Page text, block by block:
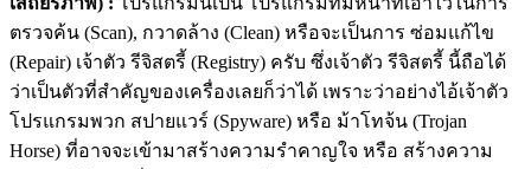
ตรวจค้น (Scan), กวาดล้าง (Clean) หรือจะเป็นการ ซ่อมแก้ไข
(Repair) เจ้าตัว รีจิสตรี้ (Registry) ครับ ซึ่งเจ้าตัว รีจิสตรี้ นี้ถือได้
ว่าเป็นตัวที่สำคัญของเครื่องเลยก็ว่าได้ เพราะว่าอย่างไอ้เจ้าตัว
โปรแกรมพวก สปายแวร์ (Spyware) หรือ ม้าโทจ้น (Trojan
Horse) ที่อาจจะเข้ามาสร้างความรำคาญใจ หรือ สร้างความ